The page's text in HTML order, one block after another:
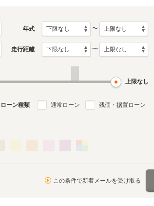
年式 〜
走行距離 〜
上限なし
ローン種類 通常ローン 残価・据置ローン
この条件で新着メールを受け取る